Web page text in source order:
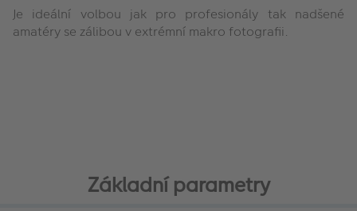
Je ideální volbou jak pro profesionály tak nadšené
amatéry se zálibou v extrémní makro fotografii.
Základní parametry